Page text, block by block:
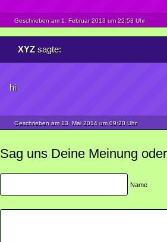
Geschrieben am 1. Februar2013 um 22:53 Uhr
XYZsagte:
hi
Geschrieben am 13. Mai2014 um 09:20 Uhr
Sag uns Deine Meinung
Name